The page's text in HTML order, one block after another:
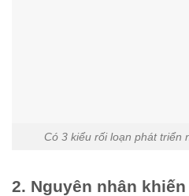
Có 3 kiểu rối loạn phát triển
2. Nguyên nhân